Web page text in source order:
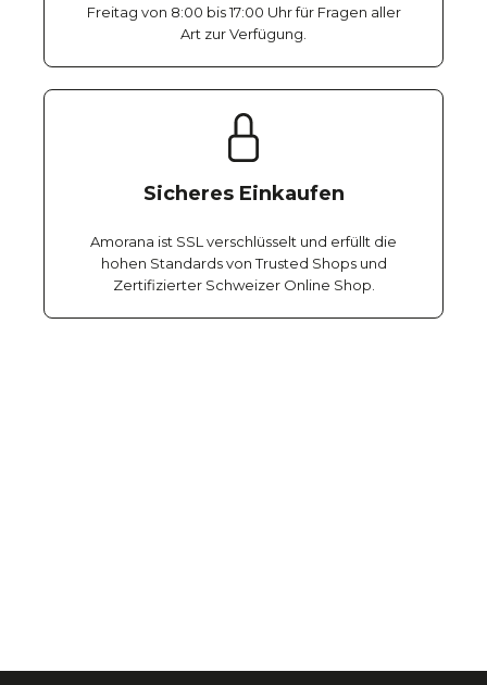
Freitag von 8:00 bis 17:00 Uhr für Fragen aller
Art zur Verfügung.
Sicheres Einkaufen
Amorana ist SSL verschlüsselt und erfüllt die
hohen Standards von Trusted Shops und
Zertifizierter Schweizer Online Shop.